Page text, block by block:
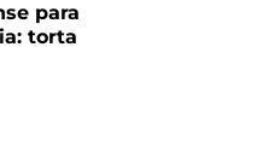
para
torta